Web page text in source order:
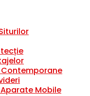
Mobile